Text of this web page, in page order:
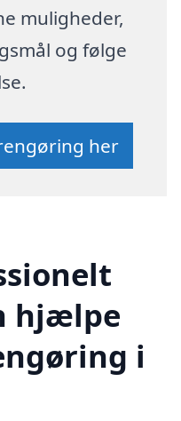
muligheder,
og følge
her
hjælpe
i